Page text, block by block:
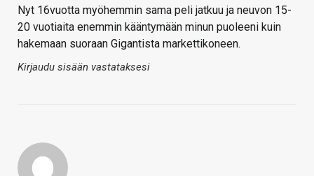
Nyt 16vuotta myöhemmin sama peli jatkuu ja neuvon 15-
20 vuotiaita enemmin kääntymään minun puoleeni kuin
hakemaan suoraan Gigantista markettikoneen.
Kirjaudu sisään vastataksesi